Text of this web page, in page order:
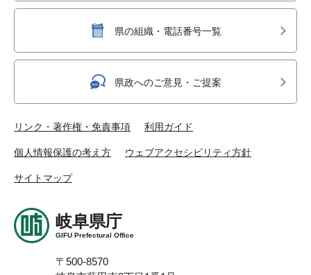
県の組織・電話番号一覧
県政へのご意見・ご提案
リンク・著作権・免責事項 利用ガイド
個人情報保護の考え方 ウェブアクセシビリティ方針
サイトマップ
岐阜県庁
GIFU Prefectural Office
〒500-8570